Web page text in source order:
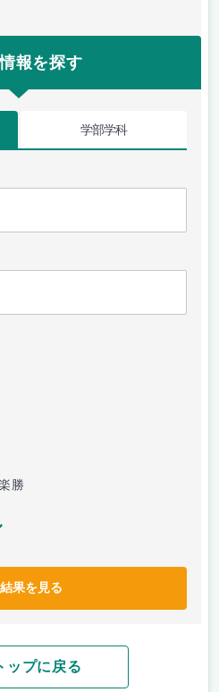
報を探す
学部学科
勝
果を見る
ップに戻る